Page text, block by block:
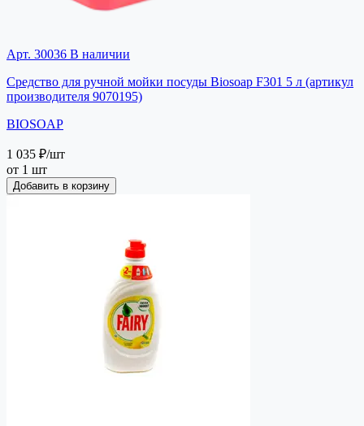
Арт. 30036 В наличии
Средство для ручной мойки посуды Biosoap F301 5 л (артикул
производителя 9070195)
BIOSOAP
1 035 ₽/шт
от 1 шт
Добавить в корзину